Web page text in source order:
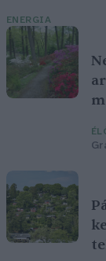
ENERGIA